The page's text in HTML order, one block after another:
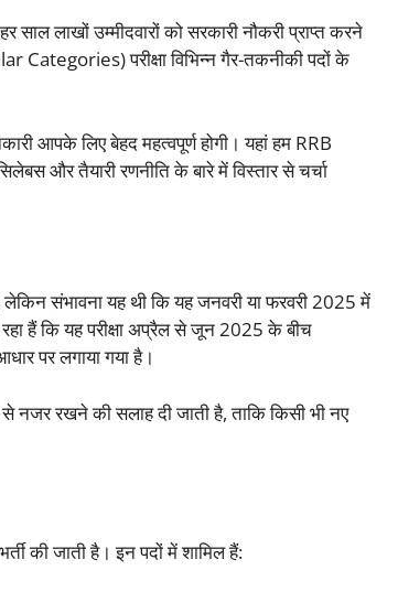
लाखों उम्मीदवारों को सरकारी नौकरी प्राप्त करने
परीक्षा विभिन्न गैर-तकनीकी पदों के
आपके लिए बेहद महत्वपूर्ण होगी। यहां हम RRB
और तैयारी रणनीति के बारे में विस्तार से चर्चा
संभावना यह थी कि यह जनवरी या फरवरी 2025 में
हैं कि यह परीक्षा अप्रैल से जून 2025 के बीच
पर लगाया गया है।
से नजर रखने की सलाह दी जाती है, ताकि किसी भी नए
की जाती है। इन पदों में शामिल हैं: